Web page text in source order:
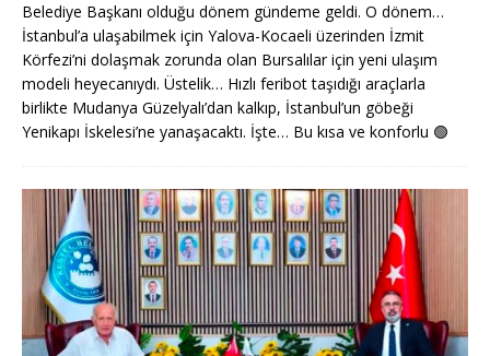
Belediye Başkanı olduğu dönem gündeme geldi. O dönem…
İstanbul’a ulaşabilmek için Yalova-Kocaeli üzerinden İzmit
Körfezi’ni dolaşmak zorunda olan Bursalılar için yeni ulaşım
modeli heyecanıydı. Üstelik… Hızlı feribot taşıdığı araçlarla
birlikte Mudanya Güzelyalı’dan kalkıp, İstanbul’un göbeği
Yenikapı İskelesi’ne yanaşacaktı. İşte… Bu kısa ve konforlu 🟢